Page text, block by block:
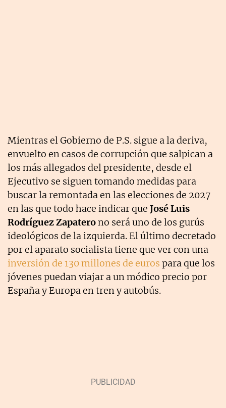
Mientras el Gobierno de P.S. sigue a la deriva,
envuelto en casos de corrupción que salpican a
los más allegados del presidente, desde el
Ejecutivo se siguen tomando medidas para
buscar la remontada en las elecciones de 2027
en las que todo hace indicar que José Luis
Rodríguez Zapaterono será uno de los gurús
ideológicos de la izquierda. El último decretado
por el aparato socialista tiene que ver con una
inversión de 130 millones de euros para que los
jóvenes puedan viajar a un módico precio por
España y Europa en tren y autobús.